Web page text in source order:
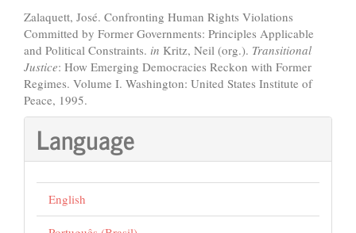
Zalaquett, José. Confronting Human Rights Violations
Committed by Former Governments: Principles Applicable
and Political Constraints. in Kritz, Neil (org.). Transitional
Justice: How Emerging Democracies Reckon with Former
Regimes. Volume I. Washington: United States Institute of
Peace, 1995.
Language
English